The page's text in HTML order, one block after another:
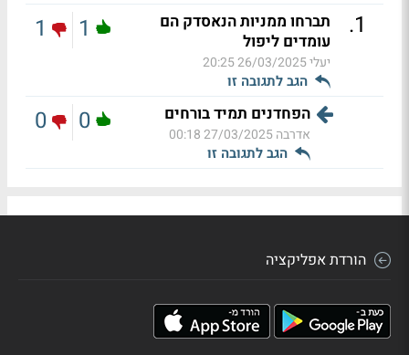
1
.
תברחו ממניות הנאסדק הם
עומדים ליפול
יעלי26/03/2025 20:25
הגב לתגובה זו
1
1
הפחדנים תמיד בורחים
אדרבה27/03/2025 00:18
הגב לתגובה זו
0
0
הורדת אפליקציה